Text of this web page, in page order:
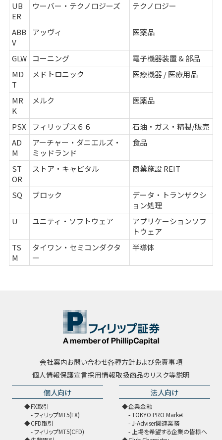
UB
ER
ウーバー・テクノロジーズ テクノロジー
ABB
V
アッヴィ 医薬品
GLW コーニング
電子機器装置 & 部品
MD
T
メドトロニック 医療機器 / 医療用品
MR
K
メルク 医薬品
PSX フィリップス６６
石油・ガス・精製/販売
AD
M
アーチャー・ダニエルズ・
ミッドランド
食品
ST
OR
ストア・キャピタル 商業施設 REIT
SQ ブロック
データ・トランザクシ
ョン処理
U
ユニティ・ソフトウェア
アプリケーションソフ
トウェア
TS
M
タイワン・セミコンダクタ
ー
半導体
会社案内お問い合わせ各種方針および免責事項
個人情報保護宣言採用情報取扱商品のリスク等説明
個人向け
FX取引
フィリップMT5(FX)
CFD取引
フィリップMT5(CFD)
法人向け
企業金融
TOKYO PRO Market
J-Adviser関連業務
上場を希望する企業の皆様へ